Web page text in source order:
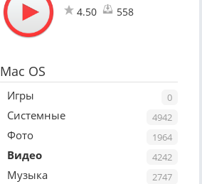
4.50 558
Mac OS
0
Игры
4942
Системные
1964
Фото
4242
Видео
2747
Музыка